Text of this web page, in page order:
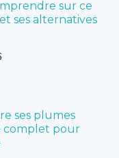
sur ce
ses alternatives
ses plumes
complet pour